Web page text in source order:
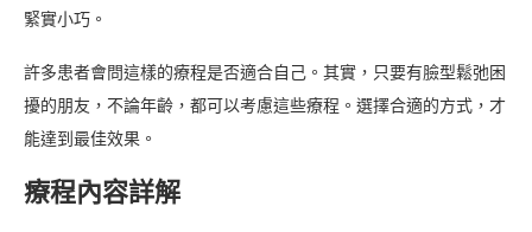
緊實小巧。
許多患者會問這樣的療程是否適合自己。其實，只要有臉型鬆弛困
擾的朋友，不論年齡，都可以考慮這些療程。選擇合適的方式，才
能達到最佳效果。
療程內容詳解